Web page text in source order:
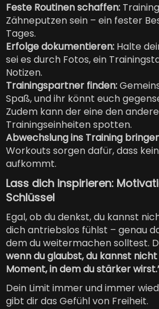
Feste Routinen schaffen:
Zähneputzen sein – ein fester
Tages.
Erfolge dokumentieren: Halte
sei es durch Fotos, ein
Notizen.
Trainingspartner finden:
Spaß, und ihr könnt euch
Zudem kann der eine den
Trainingseinheiten spotten.
Abwechslung ins Training
Workouts sorgen dafür, dass
aufkommt.
Lass dich inspirieren:
Schlüssel
Egal, ob du denkst, du kannst
dich antriebslos fühlst – genau
dem du weitermachen solltest.
wenn du glaubst, du kannst
Moment, in dem du stärker
Dein Limit immer und immer
gibt dir das Gefühl von Freiheit.